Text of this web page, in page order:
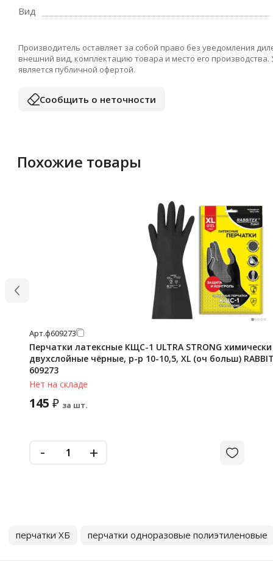
Вид
Производитель оставляет за собой право без уведомления
внешний вид, комплектацию товара и место его
является публичной офертой.
Сообщить о неточности
Похожие товары
Арт.ф609273
Перчатки латексные КЩС-1 ULTRA STRONG
двухслойные чёрные, р-р 10-10,5, XL (оч больш)
609273
Нет на складе
145 ₽ за шт.
- +
перчатки ХБ перчатки одноразовые полиэтиленовые